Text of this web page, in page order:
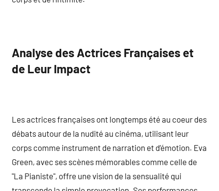
Analyse des Actrices Françaises et
de Leur Impact
Les actrices françaises ont longtemps été au coeur des
débats autour de la nudité au cinéma, utilisant leur
corps comme instrument de narration et d’émotion. Eva
Green, avec ses scènes mémorables comme celle de
"La Pianiste", offre une vision de la sensualité qui